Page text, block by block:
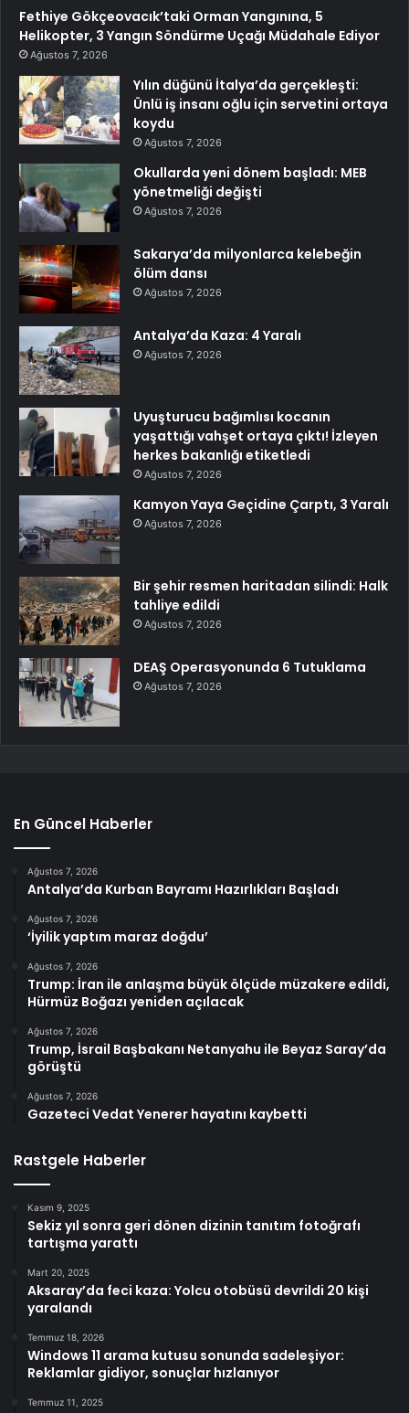
Fethiye Gökçeovacık’taki Orman Yangınına, 5
Helikopter, 3 Yangın Söndürme Uçağı Müdahale Ediyor
Ağustos 7, 2026
Yılın düğünü İtalya’da gerçekleşti:
Ünlü iş insanı oğlu için servetini ortaya
koydu
Ağustos 7, 2026
Okullarda yeni dönem başladı: MEB
yönetmeliği değişti
Ağustos 7, 2026
Sakarya’da milyonlarca kelebeğin
ölüm dansı
Ağustos 7, 2026
Antalya’da Kaza: 4 Yaralı
Ağustos 7, 2026
Uyuşturucu bağımlısı kocanın
yaşattığı vahşet ortaya çıktı! İzleyen
herkes bakanlığı etiketledi
Ağustos 7, 2026
Kamyon Yaya Geçidine Çarptı, 3 Yaralı
Ağustos 7, 2026
Bir şehir resmen haritadan silindi: Halk
tahliye edildi
Ağustos 7, 2026
DEAŞ Operasyonunda 6 Tutuklama
Ağustos 7, 2026
En Güncel Haberler
Ağustos 7, 2026
Antalya’da Kurban Bayramı Hazırlıkları Başladı
Ağustos 7, 2026
‘İyilik yaptım maraz doğdu’
Ağustos 7, 2026
Trump: İran ile anlaşma büyük ölçüde müzakere edildi,
Hürmüz Boğazı yeniden açılacak
Ağustos 7, 2026
Trump, İsrail Başbakanı Netanyahu ile Beyaz Saray’da
görüştü
Ağustos 7, 2026
Gazeteci Vedat Yenerer hayatını kaybetti
Rastgele Haberler
Kasım 9, 2025
Sekiz yıl sonra geri dönen dizinin tanıtım fotoğrafı
tartışma yarattı
Mart 20, 2025
Aksaray’da feci kaza: Yolcu otobüsü devrildi 20 kişi
yaralandı
Temmuz 18, 2026
Windows 11 arama kutusu sonunda sadeleşiyor:
Reklamlar gidiyor, sonuçlar hızlanıyor
Temmuz 11, 2025